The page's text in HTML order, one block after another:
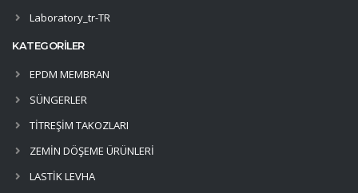
Laboratory_tr-TR
KATEGORİLER
EPDM MEMBRAN
SÜNGERLER
TİTREŞİM TAKOZLARI
ZEMİN DÖŞEME ÜRÜNLERİ
LASTİK LEVHA